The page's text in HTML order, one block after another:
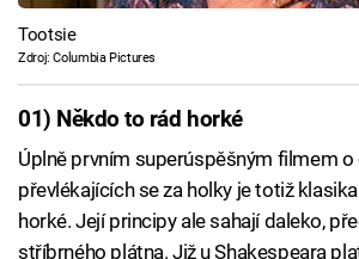
Tootsie
Zdroj: Columbia Pictures
01) Někdo to rád horké
Úplně prvním superúspěšným filmem o
převlékajících se za holky je totiž
horké. Její principy ale sahají daleko,
stříbrného plátna. Již u Shakespeara